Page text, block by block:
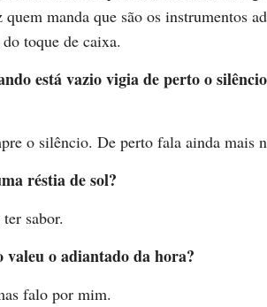
manda que são os instrumentos
toque de caixa.
está vazio vigia de perto o
o silêncio. De perto fala ainda mais
réstia de sol?
sabor.
valeu o adiantado da hora?
falo por mim.